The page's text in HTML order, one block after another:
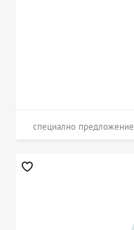
специално предложение